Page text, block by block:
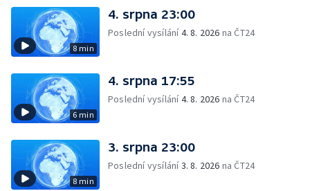
8 min
4. srpna 23:00
Poslední vysílání4. 8. 2026 na ČT24
6 min
4. srpna 17:55
Poslední vysílání4. 8. 2026 na ČT24
8 min
3. srpna 23:00
Poslední vysílání3. 8. 2026 na ČT24